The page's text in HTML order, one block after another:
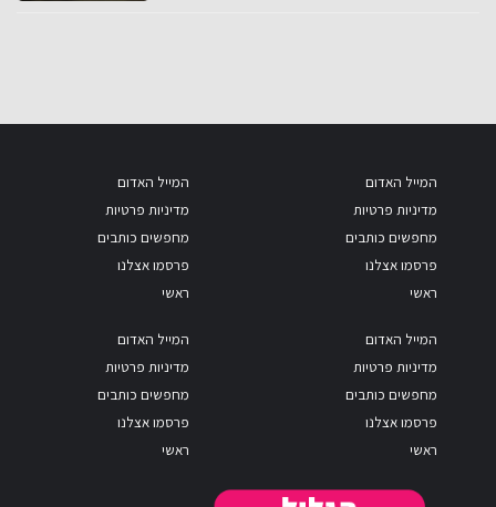
המייל האדום
מדיניות פרטיות
מחפשים כותבים
פרסמו אצלנו
ראשי
המייל האדום
מדיניות פרטיות
מחפשים כותבים
פרסמו אצלנו
ראשי
המייל האדום
מדיניות פרטיות
מחפשים כותבים
פרסמו אצלנו
ראשי
המייל האדום
מדיניות פרטיות
מחפשים כותבים
פרסמו אצלנו
ראשי